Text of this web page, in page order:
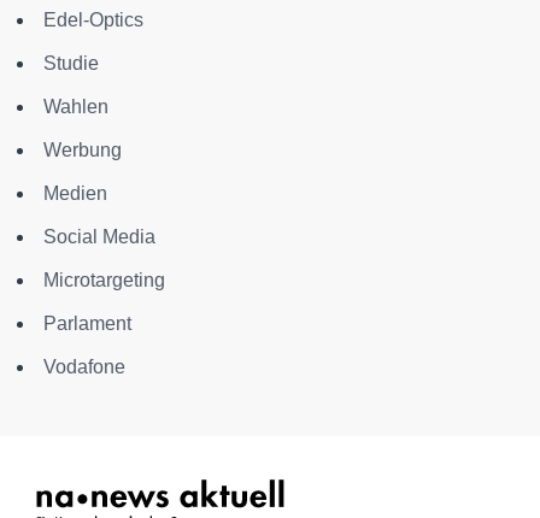
Edel-Optics
Studie
Wahlen
Werbung
Medien
Social Media
Microtargeting
Parlament
Vodafone